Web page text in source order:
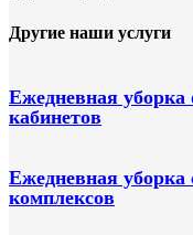
Другие наши услуги
Ежедневная
кабинетов
Ежедневная уборка
комплексов